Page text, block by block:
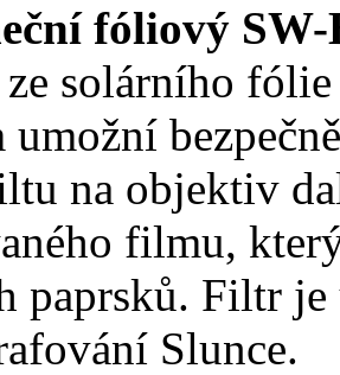
fóliový SW-
solárního
na objektiv
filmu,
paprsků. Filtr
Slunce.